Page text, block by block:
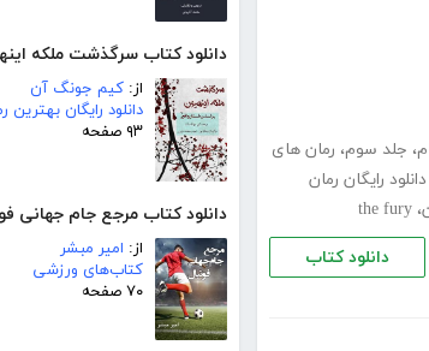
دانلود کتاب سرگذشت ملکه
از: کیم جونگ آن
دانلود رایگان بهترین
۹۳ صفحه
دانلود کتاب مرجع جام جهانی
از: امیر مبشر
کتاب‌های ورزشی
۷۰ صفحه
، جلد سوم، رمان های
دانلود رایگان رمان
، the fury
دانلود کتاب